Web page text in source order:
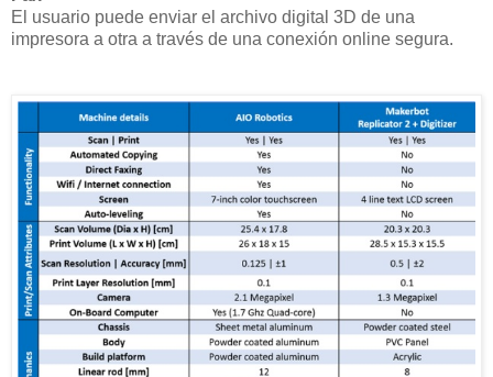
El usuario puede enviar el archivo digital 3D de una
impresora a otra a través de una conexión online segura.